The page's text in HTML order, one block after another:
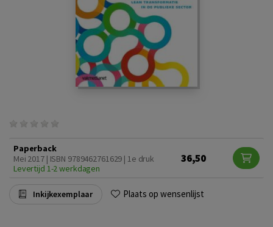
Paperback
Mei 2017 | ISBN 9789462761629 | 1e druk
Levertijd 1-2 werkdagen
36,50
Inkijkexemplaar Plaats op wensenlijst